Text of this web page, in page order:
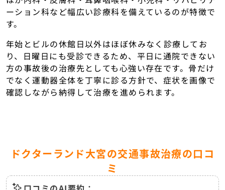
ーション科など幅広い診療科を備えているのが特徴で
す。
年始とビルの休館日以外はほぼ休みなく診療してお
り、日曜日にも受診できるため、平日に通院できない
方の事故後の治療先としても心強い存在です。骨だけ
でなく運動器全体を丁寧に診る方針で、症状を画像で
確認しながら納得して治療を進められます。
ドクターランド大宮の交通事故治療の口コ
ミ